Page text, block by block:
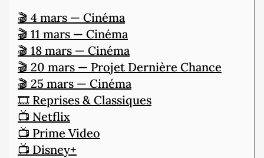
🎬 4 mars — Cinéma
🎬 11 mars — Cinéma
🎬 18 mars — Cinéma
🎬 20 mars — Projet Dernière Chance
🎬 25 mars — Cinéma
🎞 Reprises & Classiques
📺 Netflix
📺 Prime Video
📺 Disney+